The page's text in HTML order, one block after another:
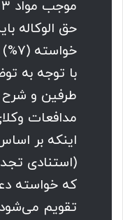
حق الوکاله
با توجه به
طرفین و شرح
مدافعات
(استنادی
که خواسته
تقویم